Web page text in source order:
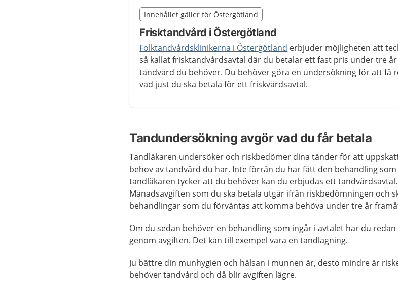
Nedan innehåll gäller region Östergötland
Innehållet gäller för Östergötland
Frisktandvård i Östergötland
Folktandvårdsklinikerna i Östergötland erbjuder möjligheten att
så kallat frisktandvårdsavtal där du betalar ett fast pris under tre
tandvård du behöver. Du behöver göra en undersökning för att få
vad just du ska betala för ett friskvårdsavtal.
Slut på det regionala tillägget från region Östergötland
Tandundersökning avgör vad du får betala
Tandläkaren undersöker och riskbedömer dina tänder för att
behov av tandvård du har. Inte förrän du har fått den behandling som
tandläkaren tycker att du behöver kan du erbjudas ett tandvårdsavtal.
Månadsavgiften som du ska betala utgår ifrån riskbedömningen och
behandlingar som du förväntas att komma behöva under tre år
Om du sedan behöver en behandling som ingår i avtalet har du
genom avgiften. Det kan till exempel vara en tandlagning.
Ju bättre din munhygien och hälsan i munnen är, desto mindre är
behöver tandvård och då blir avgiften lägre.